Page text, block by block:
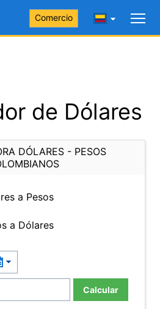
Comercio
de Dólares
DÓLARES - PESOS
a Pesos
a Dólares
Calcular